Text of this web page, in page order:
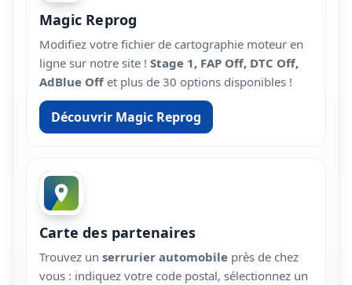
Magic Reprog
Modifiez votre fichier de cartographie moteur en
ligne sur notre site ! Stage 1, FAP Off, DTC Off,
AdBlue Off et plus de 30 options disponibles !
Découvrir Magic Reprog
Carte des partenaires
Trouvez un serrurier automobile près de chez
vous : indiquez votre code postal, sélectionnez un